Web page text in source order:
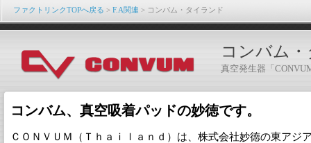
ファクトリンクTOPへ戻る > F.A関連 > コンバム・タイランド
コンバム
真空発生器「
コンバム、真空吸着パッドの妙徳です。
ＣＯＮＶＵＭ（Ｔｈａｉｌａｎｄ）は、株式会社妙徳の東アジ